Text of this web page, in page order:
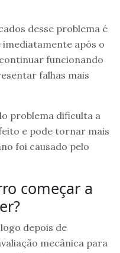
desse problema é
após o
funcionando
falhas mais
problema dificulta a
e pode tornar mais
foi causado pelo
começar a
depois de
mecânica para